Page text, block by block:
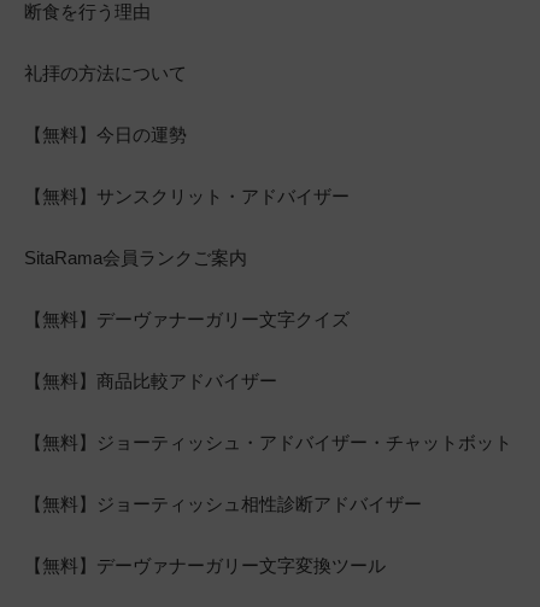
断食を行う理由
礼拝の方法について
【無料】今日の運勢
【無料】サンスクリット・アドバイザー
SitaRama会員ランクご案内
【無料】デーヴァナーガリー文字クイズ
【無料】商品比較アドバイザー
【無料】ジョーティッシュ・アドバイザー・チャットボット
【無料】ジョーティッシュ相性診断アドバイザー
【無料】デーヴァナーガリー文字変換ツール